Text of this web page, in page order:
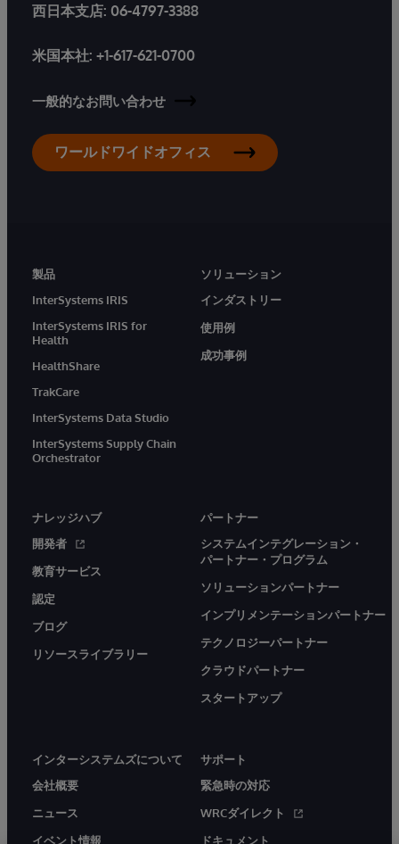
西日本支店: 06-4797-3388
米国本社: +1-617-621-0700
一般的なお問い合わせ
ワールドワイドオフィス
製品
InterSystems IRIS
InterSystems IRIS for
Health
HealthShare
TrakCare
InterSystems Data Studio
InterSystems Supply Chain
Orchestrator
ソリューション
インダストリー
使用例
成功事例
ナレッジハブ
開発者
教育サービス
認定
ブログ
リソースライブラリー
パートナー
システムインテグレーション・
パートナー・プログラム
ソリューションパートナー
インプリメンテーションパートナー
テクノロジーパートナー
クラウドパートナー
スタートアップ
インターシステムズについて
会社概要
ニュース
イベント情報
サポート
緊急時の対応
WRCダイレクト
ドキュメント